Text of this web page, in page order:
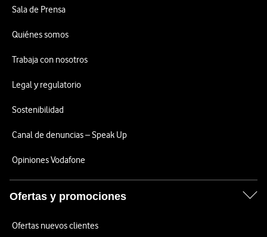
Sala de Prensa
Quiénes somos
Trabaja con nosotros
Legal y regulatorio
Sostenibilidad
Canal de denuncias – Speak Up
Opiniones Vodafone
Ofertas y promociones
Ofertas nuevos clientes